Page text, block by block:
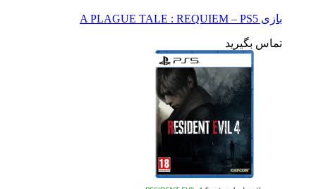
بازی A PLAGUE TALE : REQUIEM – PS5
تماس بگیرید